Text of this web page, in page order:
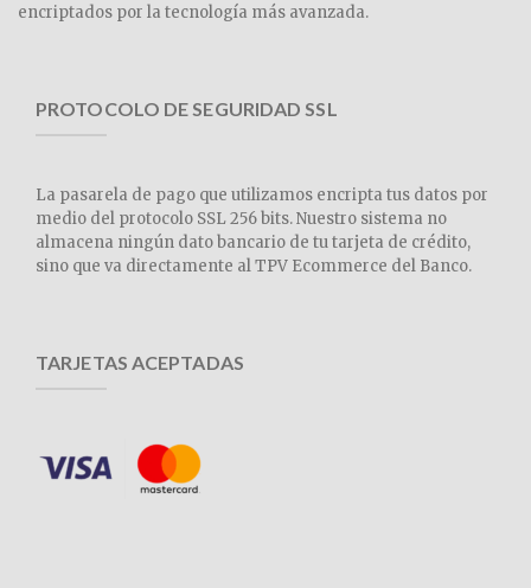
encriptados por la tecnología más avanzada.
PROTOCOLO DE SEGURIDAD SSL
La pasarela de pago que utilizamos encripta tus datos por
medio del protocolo SSL 256 bits. Nuestro sistema no
almacena ningún dato bancario de tu tarjeta de crédito,
sino que va directamente al TPV Ecommerce del Banco.
TARJETAS ACEPTADAS